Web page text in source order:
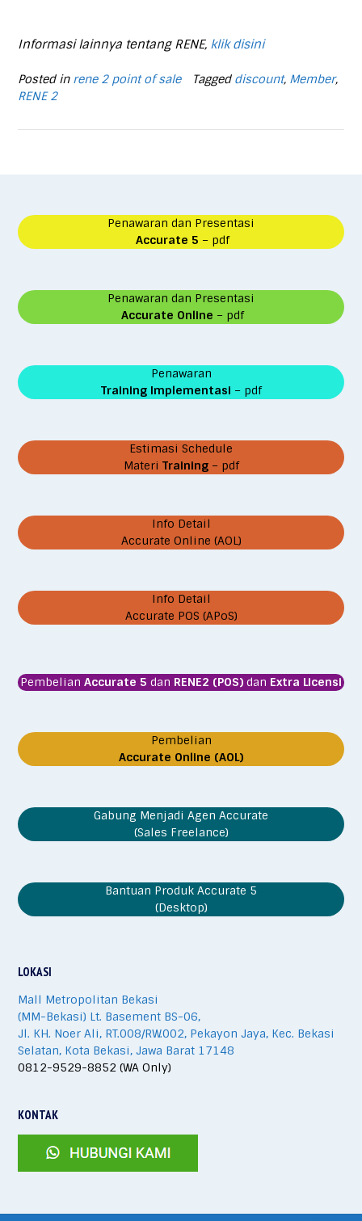
Informasi lainnya tentang RENE, klik disini
Posted in rene 2 point of sale Tagged discount, Member,
RENE 2
Penawaran dan Presentasi
Accurate 5 – pdf
Penawaran dan Presentasi
Accurate Online – pdf
Penawaran
Training Implementasi – pdf
Estimasi Schedule
Materi Training – pdf
Info Detail
Accurate Online (AOL)
Info Detail
Accurate POS (APoS)
Pembelian Accurate 5 dan RENE2 (POS) dan Extra Licensi
Pembelian
Accurate Online (AOL)
Gabung Menjadi Agen Accurate
(Sales Freelance)
Bantuan Produk Accurate 5
(Desktop)
LOKASI
Mall Metropolitan Bekasi
(MM-Bekasi) Lt. Basement BS-06,
Jl. KH. Noer Ali, RT.008/RW.002, Pekayon Jaya, Kec. Bekasi
Selatan, Kota Bekasi, Jawa Barat 17148
0812-9529-8852 (WA Only)
KONTAK